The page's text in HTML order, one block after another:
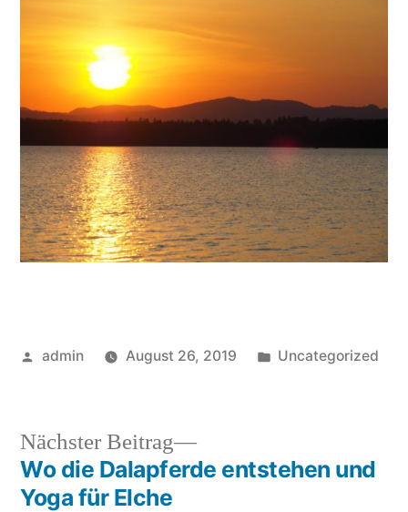
Veröffentlicht
admin August 26, 2019
Veröffentlicht
Uncategorized
Beitragsnavigation
Nächster Beitrag
Nächster
Beitrag:
Wo die Dalapferde entstehen und
Yoga für Elche